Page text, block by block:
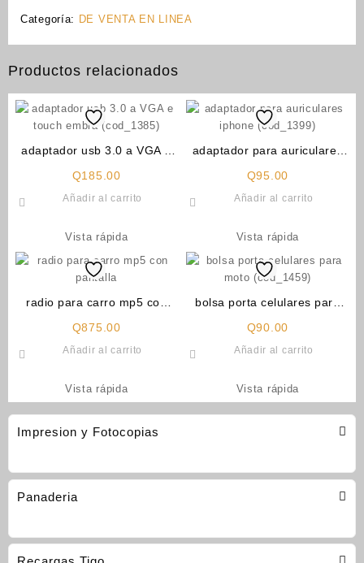
Impresion y Fotocopias
Panaderia
Categoría: DE VENTA EN LINEA
Productos relacionados
adaptador usb 3.0 a VGA e
Q185.00
Añadir al carrito
Vista rápida
adaptador para auriculares
Q95.00
Añadir al carrito
Vista rápida
radio para carro mp5 con
Q875.00
Añadir al carrito
Vista rápida
bolsa porta celulares para
Q90.00
Añadir al carrito
Vista rápida